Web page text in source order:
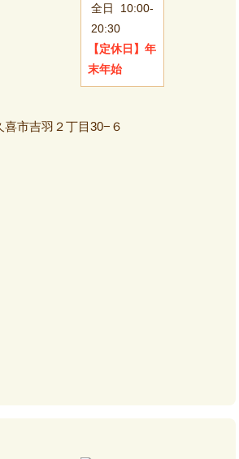
全日
10:00-
20:30
【定休日】 年
末年始
喜市吉羽２丁目30−６